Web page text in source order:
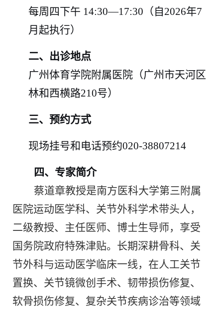
每周四下午 14:30—17:30 （自2026年7
月起执行）
二、出诊地点
广州体育学院附属医院 （广州市天河区
林和西横路210号）
三、预约方式
现场挂号和电话预约020-38807214
四、专家简介
蔡道章教授是南方医科大学第三附属
医院运动医学科、关节外科学术带头人，
二级教授、主任医师、博士生导师，享受
国务院政府特殊津贴。长期深耕骨科、关
节外科与运动医学临床一线，在人工关节
置换、关节镜微创手术、韧带损伤修复、
软骨损伤修复、复杂关节疾病诊治等领域